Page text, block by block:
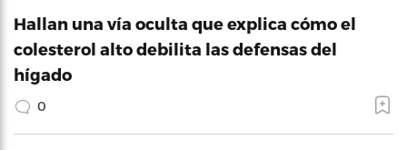
Hallan una vía oculta que explica cómo el
colesterol alto debilita las defensas del
hígado
0